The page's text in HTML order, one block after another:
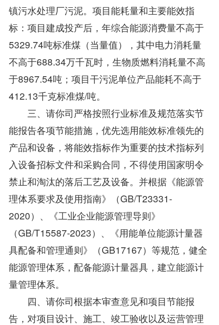
镇污水处理厂污泥。项目能耗量和主要能效指
标：项目建成投产后，年综合能源消费量不高于
5329.74吨标准煤（当量值），其中电力消耗量
不高于688.34万千瓦时，生物质燃料消耗量不高
于8967.54吨；项目干污泥单位产品能耗不高于
412.13千克标准煤/吨。
三、请你司严格按照行业标准及规范落实节
能报告各项节能措施，优先选用能效标准领先的
产品和设备，将能效指标作为重要的技术指标列
入设备招标文件和采购合同，不得使用国家明令
禁止和淘汰的落后工艺及设备。并根据《能源管
理体系要求及使用指南》（GB/T23331-
2020）、《工业企业能源管理导则》
（GB/T15587-2023）、《用能单位能源计量器
具配备和管理通则》（GB17167）等规范，健全
能源管理体系，配备能源计量器具，建立能源计
量管理体系。
四、请你司根据本审查意见和项目节能报
告，对项目设计、施工、竣工验收以及运营管理